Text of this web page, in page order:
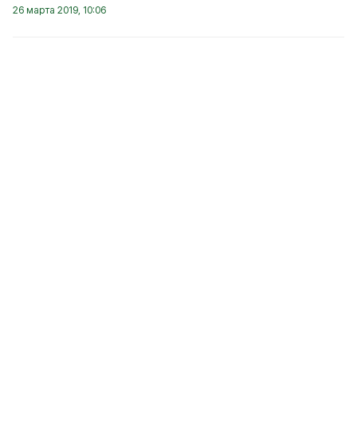
26 марта 2019, 10:06